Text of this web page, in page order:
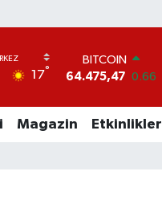
17°
BITCOIN
DOLAR
47,5971 0.05
STERLİN
Magazin Etkinlikler